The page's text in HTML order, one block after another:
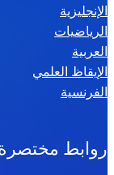
الإنجليزية
الرياضيات
العربية
الإيقاظ العلمي
الفرنسية
روابط